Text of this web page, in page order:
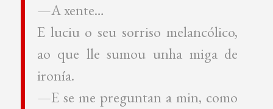
—A xente…
E luciu o seu sorriso melancólico,
ao que lle sumou unha miga de
ironía.
—E se me preguntan a min, como